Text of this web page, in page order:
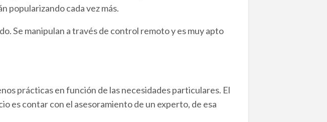
popularizando cada vez más.
Se manipulan a través de control remoto y es muy apto
prácticas en función de las necesidades particulares. El
es contar con el asesoramiento de un experto, de esa